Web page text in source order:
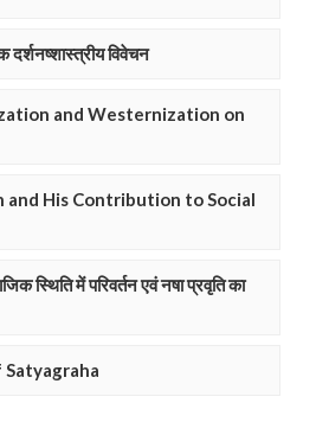
दर्शनष्शास्त्रीय विवेचन
and Westernization on
and His Contribution to Social
स्थिति में परिवर्तन एवं नषा प्रवृति का
Satyagraha